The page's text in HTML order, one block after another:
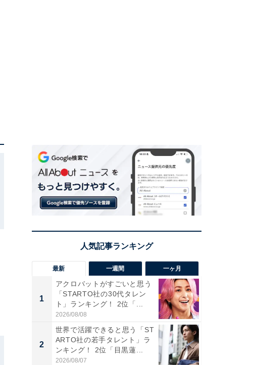
最新 一週間 一ヶ月
1
アクロバットがすごいと思う
「STARTO社の30代タレン
ト」ランキング！ 2位「...
2026/08/08
2
世界で活躍できると思う「ST
ARTO社の若手タレント」ラ
ンキング！ 2位「目黒蓮...
2026/08/07